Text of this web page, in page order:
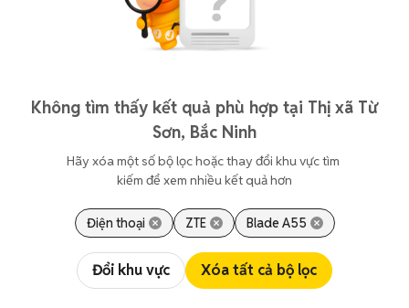
Không tìm thấy kết quả phù hợp tại Thị xã Từ
Sơn, Bắc Ninh
Hãy xóa một số bộ lọc hoặc thay đổi khu vực tìm
kiếm để xem nhiều kết quả hơn
Điện thoại ZTE Blade A55
Đổi khu vực Xóa tất cả bộ lọc